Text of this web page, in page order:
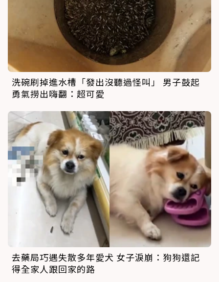
洗碗刷掉進水槽「發出沒聽過怪叫」 男子鼓起
勇氣撈出嗨翻：超可愛
去藥局巧遇失散多年愛犬 女子淚崩：狗狗還記
得全家人跟回家的路